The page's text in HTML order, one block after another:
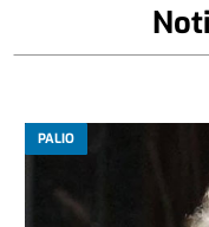
PALIO